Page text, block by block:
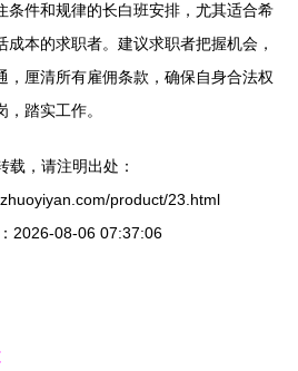
条件和规律的长白班安排，尤其适合希
本的求职者。建议求职者把握机会，
，厘清所有雇佣条款，确保自身合法权
踏实工作。
载，请注明出处：
product/23.html
2026-08-06 07:37:06